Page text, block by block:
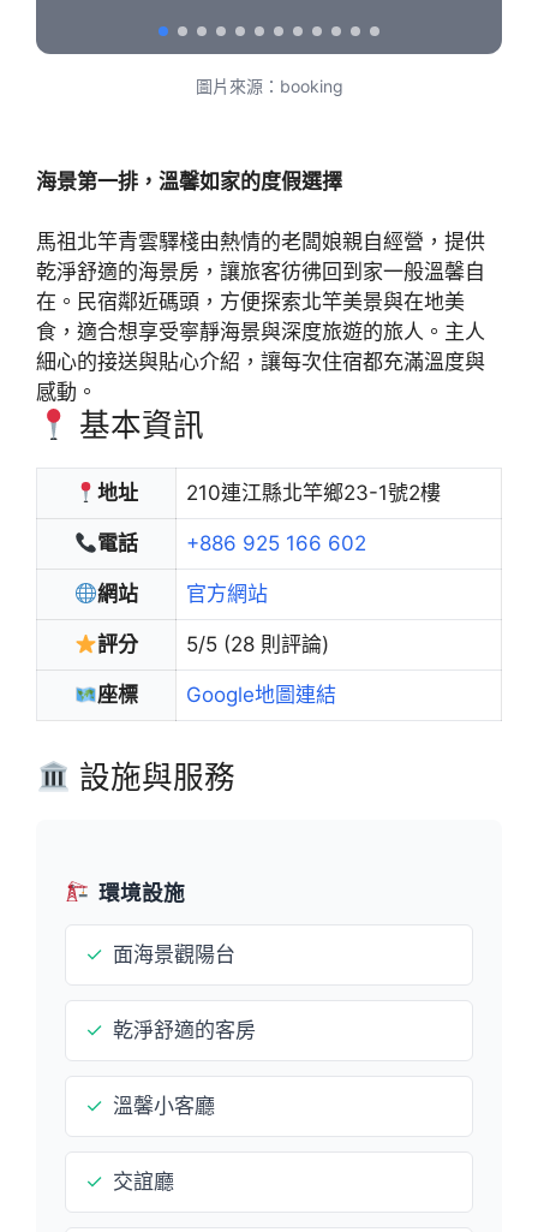
圖片來源：booking
海景第一排，溫馨如家的度假選擇
馬祖北竿青雲驛棧由熱情的老闆娘親自經營，提供
乾淨舒適的海景房，讓旅客彷彿回到家一般溫馨自
在。民宿鄰近碼頭，方便探索北竿美景與在地美
食，適合想享受寧靜海景與深度旅遊的旅人。主人
細心的接送與貼心介紹，讓每次住宿都充滿溫度與
感動。
基本資訊
地址 210連江縣北竿鄉23-1號2樓
電話 +886 925 166 602
網站 官方網站
評分 5/5 (28 則評論)
座標 Google地圖連結
設施與服務
環境設施
✓ 面海景觀陽台
✓ 乾淨舒適的客房
✓ 溫馨小客廳
✓ 交誼廳